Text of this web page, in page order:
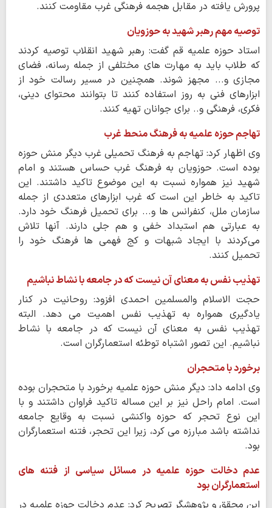
پرورش یافته در مقابل هجمه فرهنگی غرب مقاومت کنند.
توصیه مهم رهبر شهید به حوزویان
استاد حوزه علمیه قم گفت: رهبر شهید انقلاب توصیه کردند
که طلاب باید به مهارت های مختلفی از جمله رسانه، فضای
مجازی و... مجهز شوند. همچنین در مسیر رسالت خود از
ابزارهای فنی به روز استفاده کنند تا بتوانند محتوای دینی،
فکری، فرهنگی و.. برای جوانان تهیه کنند.
تهاجم حوزه علمیه به فرهنگ منحط غرب
وی اظهار کرد: تهاجم به فرهنگ تحمیلی غرب دیگر منش حوزه
بوده است. حوزویان به فرهنگ غرب حساس هستند و امام
شهید نیز همواره نسبت به این موضوع تاکید داشتند. این
تاکید به خاطر این است که غرب ابزارهای متعددی از جمله
سازمان ملل، کنفرانس ها و... برای تحمیل فرهنگ خود دارد.
به عبارتی هم استبداد خفی و هم جلی دارند. آنها تلاش
می‌کردند با ایجاد شبهات و کج فهمی ها فرهنگ خود را
تحمیل کنند.
تهذیب نفس به معنای آن نیست که در جامعه با نشاط نباشیم
حجت الاسلام والمسلمین احمدی افزود: روحانیت در کنار
یادگیری همواره به تهذیب نفس اهمیت می دهد. البته
تهذیب نفس به معنای آن نیست که در جامعه با نشاط
نباشیم. این تصور اشتباه توطئه استعمارگران است.
برخورد با متحجران
وی ادامه داد: دیگر منش حوزه علمیه برخورد با متحجران بوده
است. امام راحل نیز بر این مساله تاکید فراوان داشتند و با
این نوع تحجر که حوزه واکنشی نسبت به وقایع جامعه
نداشته باشد مبارزه می کرد، زیرا این تحجر، فتنه استعمارگران
بود.
عدم دخالت حوزه علمیه در مسائل سیاسی از فتنه های
استعمارگران بود
این محقق و پژوهشگر تصریح کرد: عدم دخالت حوزه علمیه در